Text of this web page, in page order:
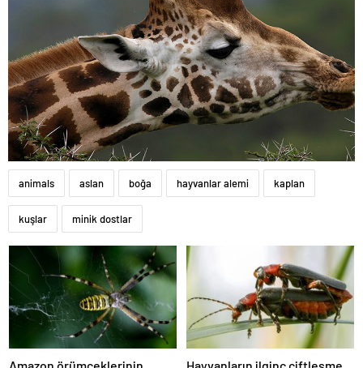
animals aslan boğa hayvanlar alemi kaplan
kuşlar minik dostlar